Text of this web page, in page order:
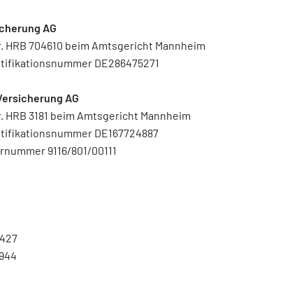
AG
704610 beim Amtsgericht Mannheim
DE286475271
AG
3181 beim Amtsgericht Mannheim
DE167724887
9116/801/00111